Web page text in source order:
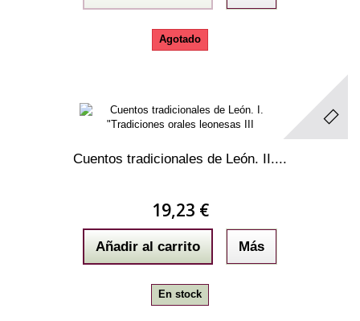
Agotado
Cuentos tradicionales de León. II....
19,23 €
Añadir al carrito Más
En stock